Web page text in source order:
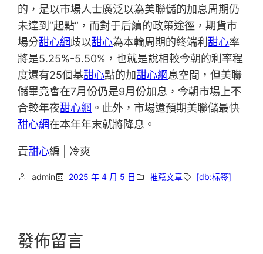
的，是以市場人士廣泛以為美聯儲的加息周期仍
未達到“起點”，而對于后續的政策途徑，期貨市
場分甜心網歧以甜心為本輪周期的終端利甜心率
將是5.25%-5.50%，也就是說相較今朝的利率程
度還有25個基甜心點的加甜心網息空間，但美聯
儲畢竟會在7月份仍是9月份加息，今朝市場上不
合較年夜甜心網 。此外，市場還預期美聯儲最快
甜心網在本年年末就將降息。
責甜心編 | 冷爽
admin 2025 年 4 月 5 日 推薦文章 [db:标签]
發佈留言